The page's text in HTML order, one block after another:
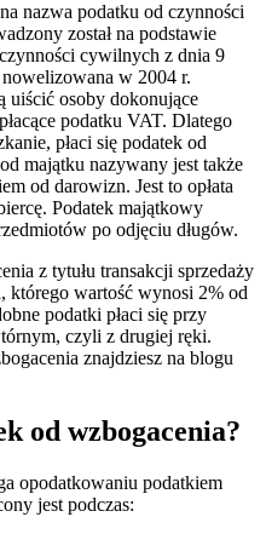
nazwa podatku od czynności
został na podstawie
cywilnych z dnia 9
nowelizowana w 2004 r.
uiścić osoby dokonujące
podatku VAT. Dlatego
płaci się podatek od
majątku nazywany jest także
od darowizn. Jest to opłata
Podatek majątkowy
po odjęciu długów.
z tytułu transakcji sprzedaży
którego wartość wynosi 2% od
podatki płaci się przy
czyli z drugiej ręki.
znajdziesz na blogu
od wzbogacenia?
opodatkowaniu podatkiem
jest podczas: